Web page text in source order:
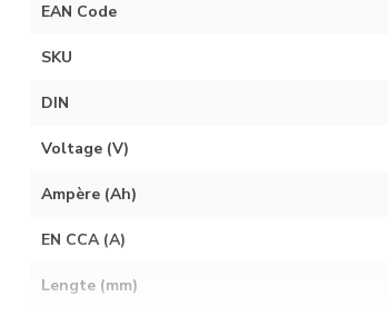
EAN Code
SKU
DIN
Voltage (V)
Ampère (Ah)
EN CCA (A)
Lengte (mm)